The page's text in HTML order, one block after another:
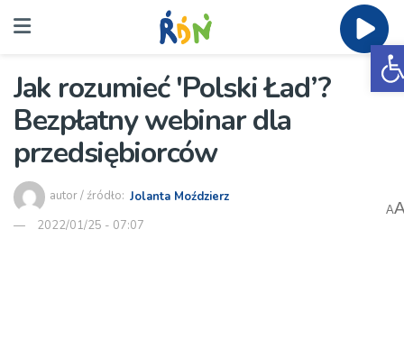
Jak rozumieć 'Polski Ład’?
Bezpłatny webinar dla
przedsiębiorców
autor / źródło: Jolanta Moździerz
2022/01/25 - 07:07
A